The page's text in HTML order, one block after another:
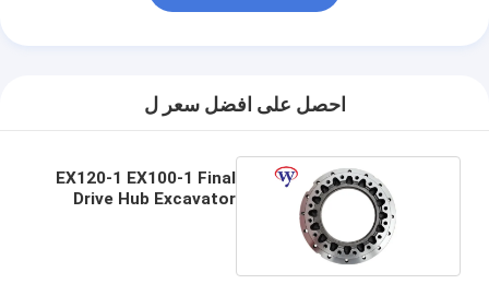
احصل على افضل سعر ل
EX120-1 EX100-1 Final
Drive Hub Excavator